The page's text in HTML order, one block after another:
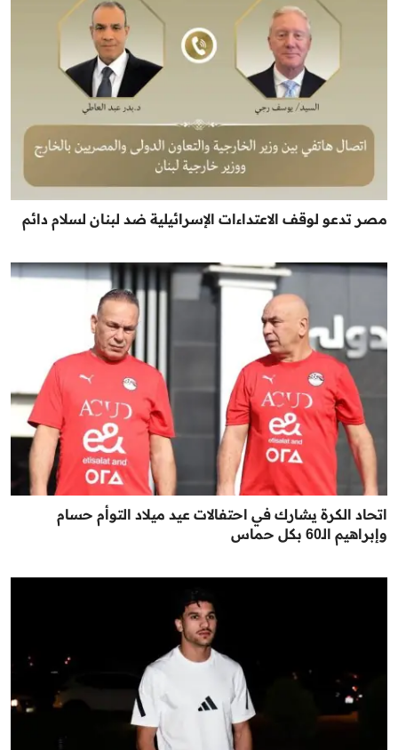
مصر تدعو لوقف الاعتداءات الإسرائيلية ضد لبنان لسلام دائم
اتحاد الكرة يشارك في احتفالات عيد ميلاد التوأم حسام
وإبراهيم الـ60 بكل حماس